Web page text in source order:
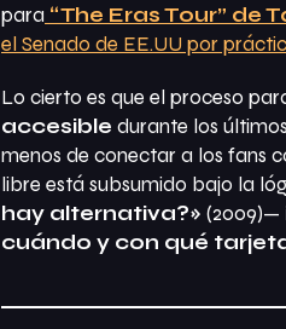
para “The Eras Tour” de
el Senado de EE.UU por
Lo cierto es que el proceso
accesible durante los
menos de conectar a los fans
libre está subsumido bajo la
hay alternativa?» (2009)—
cuándo y con qué